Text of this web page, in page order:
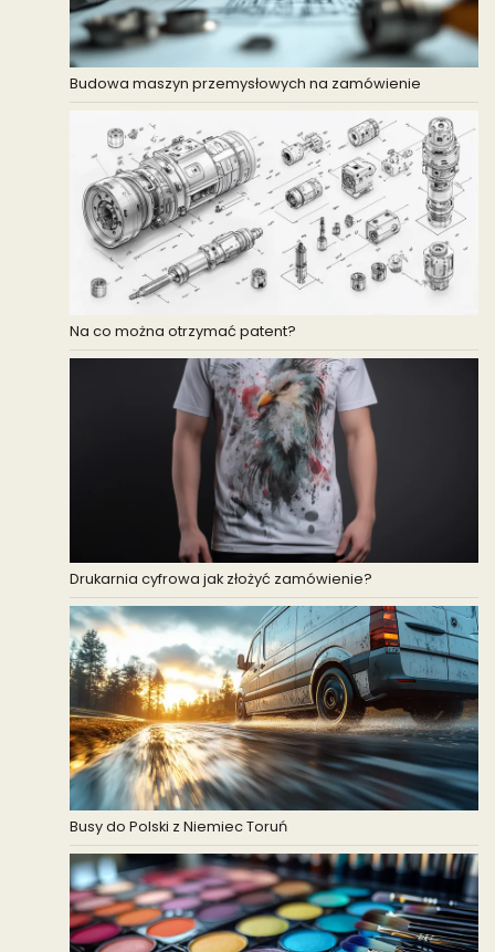
Budowa maszyn przemysłowych na zamówienie
Na co można otrzymać patent?
Drukarnia cyfrowa jak złożyć zamówienie?
Busy do Polski z Niemiec Toruń